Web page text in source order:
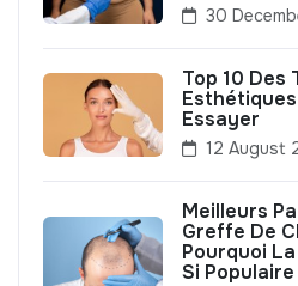
30
Top 10
Essayer
12 August
Meilleurs
Greffe De
Pourquoi
Si Populaire